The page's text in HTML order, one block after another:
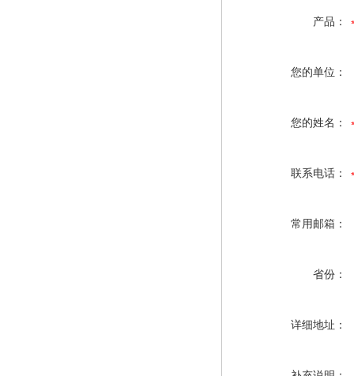
产品：
您的单位：
您的姓名：
联系电话：
常用邮箱：
省份：
详细地址：